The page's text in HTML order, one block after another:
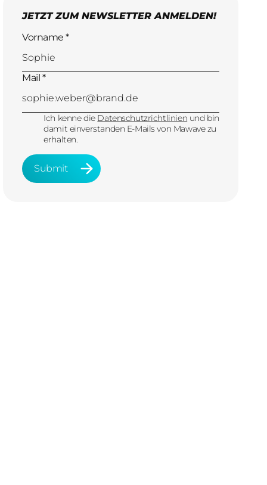
JETZT ZUM NEWSLETTER ANMELDEN!
Vorname *
Mail *
Ich kenne die Datenschutzrichtlinien und bin
damit einverstanden E-Mails von Mawave zu
erhalten.
Submit